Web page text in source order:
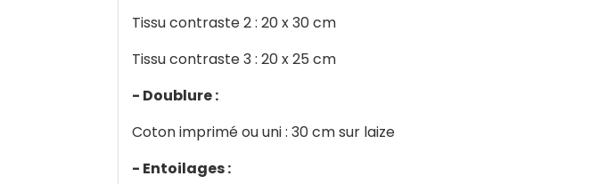
Tissu contraste 2 : 20 x 30 cm
Tissu contraste 3 : 20 x 25 cm
- Doublure :
Coton imprimé ou uni : 30 cm sur laize
- Entoilages :